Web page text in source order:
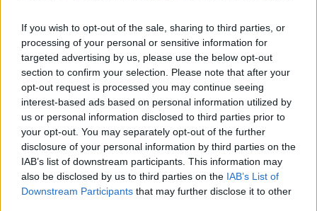
If you wish to opt-out of the sale, sharing to third parties, or
processing of your personal or sensitive information for
targeted advertising by us, please use the below opt-out
section to confirm your selection. Please note that after your
opt-out request is processed you may continue seeing
interest-based ads based on personal information utilized by
us or personal information disclosed to third parties prior to
your opt-out. You may separately opt-out of the further
disclosure of your personal information by third parties on the
IAB’s list of downstream participants. This information may
also be disclosed by us to third parties on the IAB’s List of
Downstream Participants that may further disclose it to other